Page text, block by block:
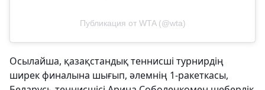
Публикация от WTA (@wta)
Осылайша, қазақстандық теннисші турнирдің
ширек финалына шығып, әлемнің 1-ракеткасы,